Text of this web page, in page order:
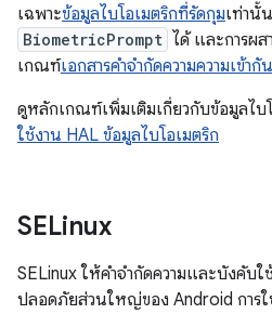
เฉพาะข้อมูลไบโอเมตริกที่รัดกุมเท่านั้
BiometricPrompt ได้ และการผ
เกณฑ์เอกสารคำจำกัดความความเข้า
ดูหลักเกณฑ์เพิ่มเติมเกี่ยวกับข้อมูลไบ
ใช้งาน HAL ข้อมูลไบโอเมตริก
SELinux
SELinux ให้คำจำกัดความและบังคับใ
ปลอดภัยส่วนใหญ่ของ Android การใ